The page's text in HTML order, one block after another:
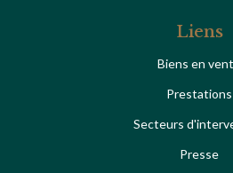
Liens
Biens en
Prestations
Secteurs
Presse